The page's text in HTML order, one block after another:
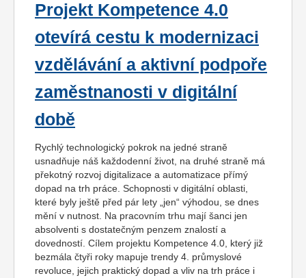
Projekt Kompetence 4.0
otevírá cestu k modernizaci
vzdělávání a aktivní podpoře
zaměstnanosti v digitální
době
Rychlý technologický pokrok na jedné straně
usnadňuje náš každodenní život, na druhé straně má
překotný rozvoj digitalizace a automatizace přímý
dopad na trh práce. Schopnosti v digitální oblasti,
které byly ještě před pár lety „jen“ výhodou, se dnes
mění v nutnost. Na pracovním trhu mají šanci jen
absolventi s dostatečným penzem znalostí a
dovedností. Cílem projektu Kompetence 4.0, který již
bezmála čtyři roky mapuje trendy 4. průmyslové
revoluce, jejich praktický dopad a vliv na trh práce i